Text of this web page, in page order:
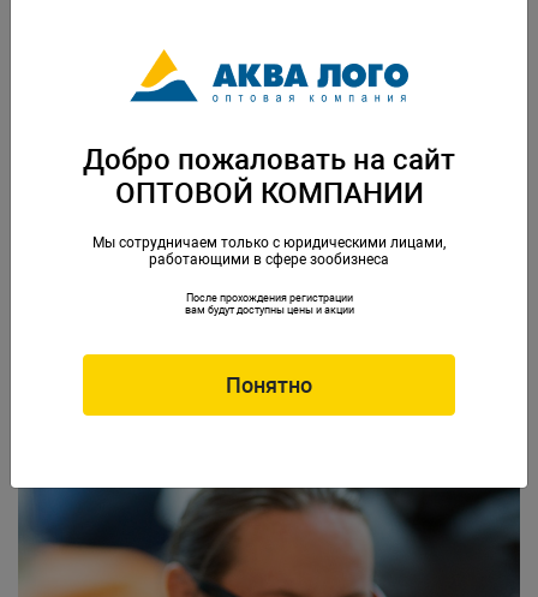
Добро пожаловать на сайт
ОПТОВОЙ КОМПАНИИ
Мы сотрудничаем только с юридическими лицами,
работающими в сфере зообизнеса
После прохождения регистрации
вам будут доступны цены и акции
Понятно